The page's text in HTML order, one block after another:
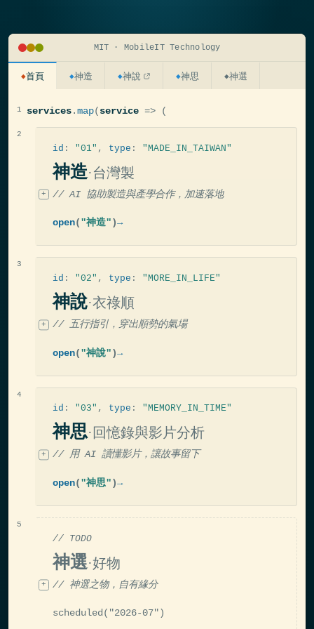
MIT · MobileIT Technology服務入口
◆首頁 ◆神造 ◆神說 ◆神思 ◆神選
services. map( service => (
id : "01" , type : "MADE_IN_TAIWAN"
神造·台灣製
// AI 協助製造與產學合作，加速落地
open( "神造" )→
id : "02" , type : "MORE_IN_LIFE"
神說·衣祿順
// 五行指引，穿出順勢的氣場
open( "神說" )→
id : "03" , type : "MEMORY_IN_TIME"
神思·回憶錄與影片分析
// 用 AI 讀懂影片，讓故事留下
open( "神思" )→
// TODO
神選·好物
// 神選之物，自有緣分
scheduled ( "2026-07" )